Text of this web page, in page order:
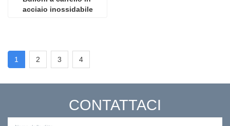
acciaio inossidabile
1 2 3 4
CONTATTACI